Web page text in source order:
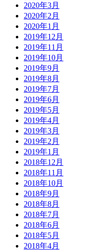
2020年3月
2020年2月
2020年1月
2019年12月
2019年11月
2019年10月
2019年9月
2019年8月
2019年7月
2019年6月
2019年5月
2019年4月
2019年3月
2019年2月
2019年1月
2018年12月
2018年11月
2018年10月
2018年9月
2018年8月
2018年7月
2018年6月
2018年5月
2018年4月